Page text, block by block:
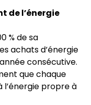
de l’énergie
% de sa
achats d’énergie
consécutive.
que chaque
propre à